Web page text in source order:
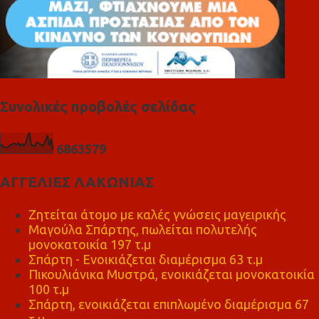
Συνολικές προβολές σελίδας
6863579
ΑΓΓΕΛΙΕΣ ΛΑΚΩΝΙΑΣ
Ζητείται άτομο με καλές γνώσεις μαγειρικής
Μαγούλα Σπάρτης, πωλείται πολυτελής
μονοκατοικία 197 τ.μ
Σπάρτη - Ενοικιάζεται διαμέρισμα 63 τ.μ
Πικουλιάνικα Μυστρά, ενοικιάζεται μονοκατοικία
100 τ.μ
Σπάρτη, ενοικιάζεται επιπλωμένο διαμέρισμα 67